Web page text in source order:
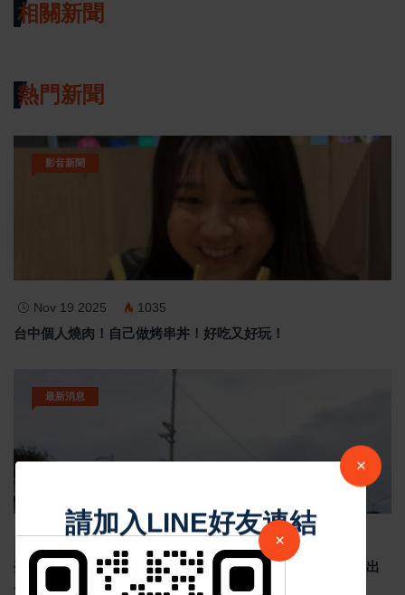
相關新聞
熱門新聞
影音新聞
Nov 19 2025 1035
台中個人燒肉！自己做烤串丼！好吃又好玩！
最新消息
Jun 19 2026 182
臺南安平龍舟賽結合反賄選宣導 政風處倡議乾淨選舉 划出
廉潔民主新風貌
請加入LINE好友連結
×